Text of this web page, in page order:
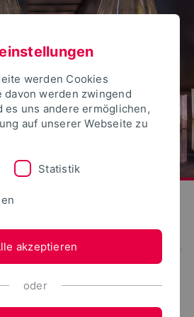
Gesundheit
werden Cookies
davon werden zwingend
es uns andere ermöglichen,
auf unserer Webseite zu
Statistik
akzeptieren
oder